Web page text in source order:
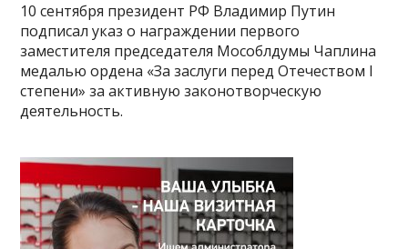
10 сентября президент РФ Владимир Путин
подписал указ о награждении первого
заместителя председателя Мособлдумы Чаплина
медалью ордена «За заслуги перед Отечеством I
степени» за активную законотворческую
деятельность.